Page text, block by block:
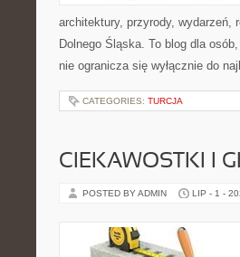
architektury, przyrody, wydarzeń,
Dolnego Śląska. To blog dla
nie ogranicza się wyłącznie do
CATEGORIES: TURCJA
CIEKAWOSTKI I
POSTED BY ADMIN LIP - 1 -